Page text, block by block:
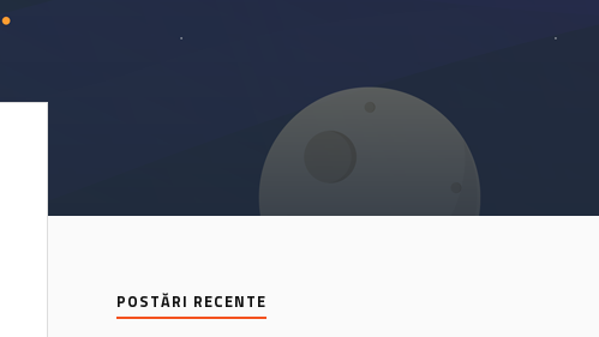
POSTĂRI RECENTE